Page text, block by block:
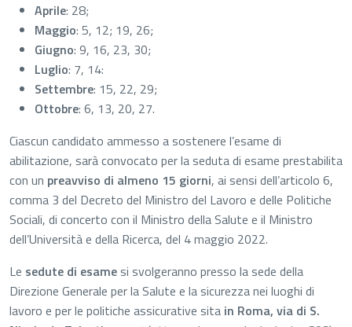
Aprile: 28;
Maggio: 5, 12; 19, 26;
Giugno: 9, 16, 23, 30;
Luglio: 7, 14:
Settembre: 15, 22, 29;
Ottobre: 6, 13, 20, 27.
Ciascun candidato ammesso a sostenere l’esame di
abilitazione, sarà convocato per la seduta di esame prestabilita
con un preavviso di almeno 15 giorni, ai sensi dell’articolo 6,
comma 3 del Decreto del Ministro del Lavoro e delle Politiche
Sociali, di concerto con il Ministro della Salute e il Ministro
dell’Università e della Ricerca, del 4 maggio 2022.
Le sedute di esamesi svolgeranno presso la sede della
Direzione Generale per la Salute e la sicurezza nei luoghi di
lavoro e per le politiche assicurative sita in Roma, via di S.